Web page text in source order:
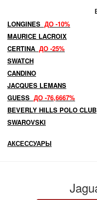
LONGINES ДО -10%
MAURICE LACROIX
CERTINA ДО -25%
SWATCH
CANDINO
JACQUES LEMANS
GUESS ДО -76,6667%
BEVERLY HILLS POLO CLUB
SWAROVSKI
АКСЕССУАРЫ